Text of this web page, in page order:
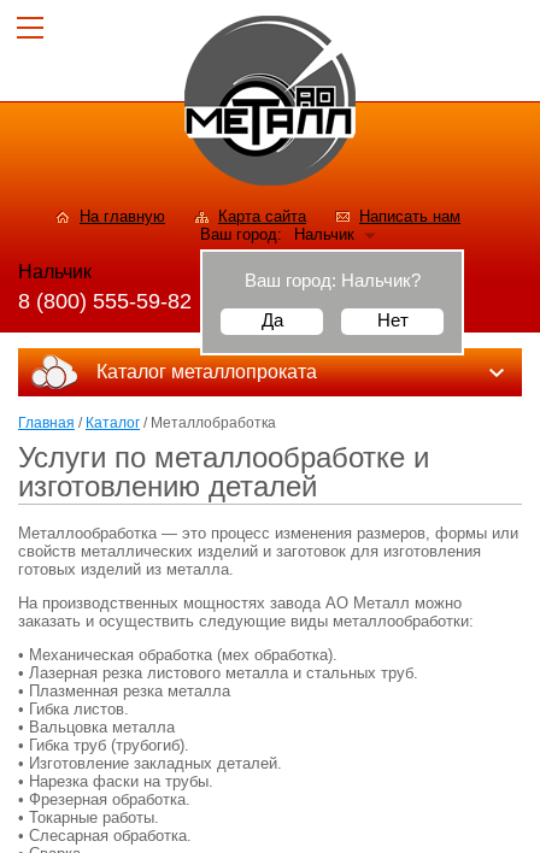
На главную Карта сайта
Написать нам
Ваш город:
Нальчик
Ваш город: Нальчик?
Да
Нет
Нальчик
8 (800) 555-59-82
Каталог металлопроката
Главная / Каталог / Металлобработка
Услуги по металлообработке и
изготовлению деталей
Металлообработка — это процесс изменения размеров, формы или
свойств металлических изделий и заготовок для изготовления
готовых изделий из металла.
На производственных мощностях завода АО Металл можно
заказать и осуществить следующие виды металлообработки:
• Механическая обработка (мех обработка).
• Лазерная резка листового металла и стальных труб.
• Плазменная резка металла
• Гибка листов.
• Вальцовка металла
• Гибка труб (трубогиб).
• Изготовление закладных деталей.
• Нарезка фаски на трубы.
• Фрезерная обработка.
• Токарные работы.
• Слесарная обработка.